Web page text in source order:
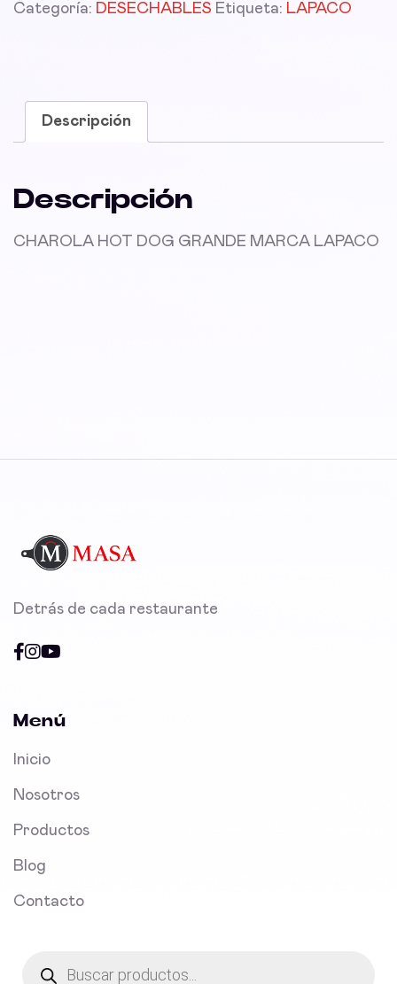
Categoría: DESECHABLES Etiqueta: LAPACO
Descripción
Descripción
CHAROLA HOT DOG GRANDE MARCA LAPACO
Detrás de cada restaurante
Menú
Inicio
Nosotros
Productos
Blog
Contacto
search